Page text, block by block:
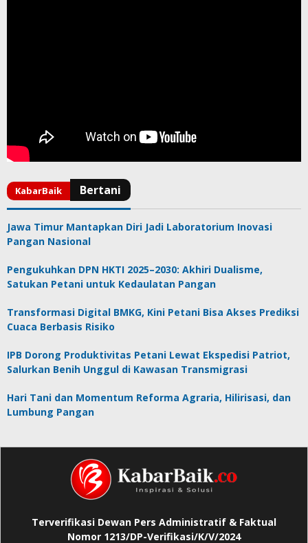
Jawa Timur Mantapkan Diri Jadi Laboratorium Inovasi
Pangan Nasional
Pengukuhkan DPN HKTI 2025–2030: Akhiri Dualisme,
Satukan Petani untuk Kedaulatan Pangan
Transformasi Digital BMKG, Kini Petani Bisa Akses Prediksi
Cuaca Berbasis Risiko
IPB Dorong Produktivitas Petani Lewat Ekspedisi Patriot,
Salurkan Benih Unggul di Kawasan Transmigrasi
Hari Tani dan Momentum Reforma Agraria, Hilirisasi, dan
Lumbung Pangan
Terverifikasi Dewan Pers Administratif & Faktual
Nomor 1213/DP-Verifikasi/K/V/2024